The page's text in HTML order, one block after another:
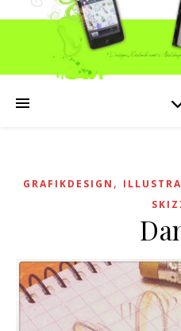
GRAFIKDESIGN ,